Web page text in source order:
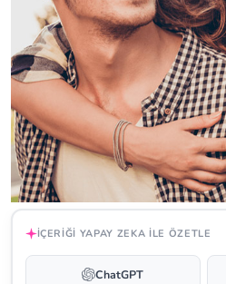
İÇERIĞI YAPAY ZEKA ILE ÖZETLE
ChatGPT